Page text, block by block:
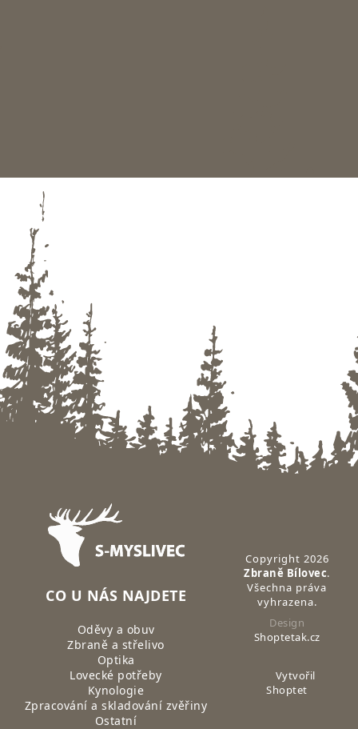
Zápatí
CO U NÁS NAJDETE
Oděvy a obuv
Zbraně a střelivo
Optika
Lovecké potřeby
Kynologie
Zpracování a skladování zvěřiny
Ostatní
Copyright 2026
Zbraně Bílovec.
Všechna práva
vyhrazena.
Design
Shoptetak.cz
Vytvořil
Shoptet